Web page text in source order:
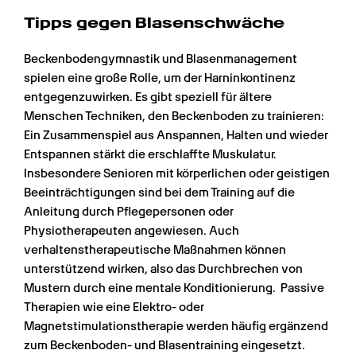
Tipps gegen Blasenschwäche
Beckenbodengymnastik und Blasenmanagement
spielen eine große Rolle, um der Harninkontinenz
entgegenzuwirken. Es gibt speziell für ältere
Menschen Techniken, den Beckenboden zu trainieren:
Ein Zusammenspiel aus Anspannen, Halten und wieder
Entspannen stärkt die erschlaffte Muskulatur.
Insbesondere Senioren mit körperlichen oder geistigen
Beeinträchtigungen sind bei dem Training auf die
Anleitung durch Pflegepersonen oder
Physiotherapeuten angewiesen. Auch
verhaltenstherapeutische Maßnahmen können
unterstützend wirken, also das Durchbrechen von
Mustern durch eine mentale Konditionierung.  Passive
Therapien wie eine Elektro- oder
Magnetstimulationstherapie werden häufig ergänzend
zum Beckenboden- und Blasentraining eingesetzt.